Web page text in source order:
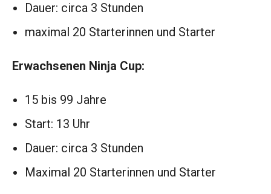
Dauer: circa 3 Stunden
maximal 20 Starterinnen und Starter
Erwachsenen Ninja Cup:
15 bis 99 Jahre
Start: 13 Uhr
Dauer: circa 3 Stunden
Maximal 20 Starterinnen und Starter